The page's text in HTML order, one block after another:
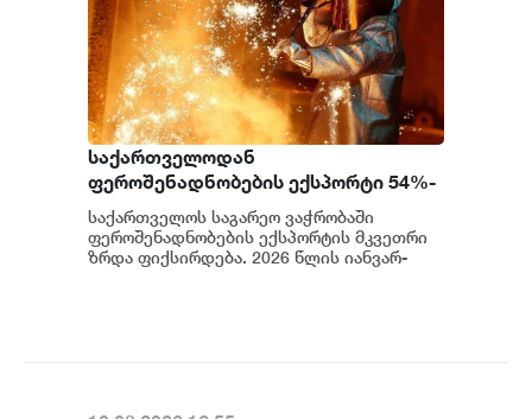
საქართველოდან
ფეროშენადნობების ექსპორტი 54%-
ით არის გაზრდილი
საქართველოს საგარეო ვაჭრობაში
ფეროშენადნობების ექსპორტის მკვეთრი
ზრდა ფიქსირდება. 2026 წლის იანვარ-